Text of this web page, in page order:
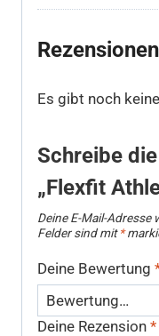
Rezensionen
Es gibt noch
Schreibe
„Flexfit
Deine E-Mail-Adresse
Felder sind mit*
Deine Bewertung
Deine Rezension *